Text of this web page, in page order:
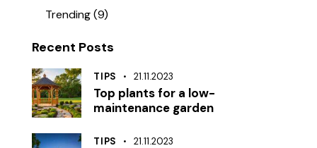
Trending(9)
Recent Posts
TIPS 21.11.2023
Top plants for a low-
maintenance garden
TIPS 21.11.2023